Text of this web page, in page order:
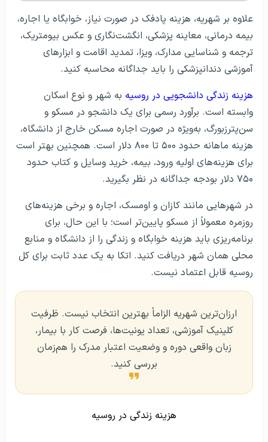
علاوه بر شهریه، هزینه پادفک در صورت نیاز، خوابگاه یا اجاره،
بیمه درمانی، معاینه پزشکی، انگشت‌نگاری و عکس بیومتریک،
ترجمه و شناسایی مدارک، ویزا، تمدید اقامت و ابزارهای
آموزشی دندانپزشکی را باید جداگانه محاسبه کنید.
هزینه زندگی دانشجویی در روسیه به شهر و نوع اسکان
وابسته است. برآورد رسمی برای یک دانشجو در مسکو و
سن‌پترزبورگ، به‌ویژه در صورت اجاره مسکن خارج از دانشگاه،
هزینه ماهانه حدود ۵۰۰ تا ۸۰۰ دلار است. همچنین بهتر است
برای هزینه‌های اولیه ورود، بیمه، خرید وسایل و کتاب حدود
۷۵۰ دلار بودجه جداگانه در نظر بگیرید.
در شهرهایی مانند کازان و اومسک، اجاره و برخی هزینه‌های
روزمره معمولاً از مسکو پایین‌تر است؛ با این حال، برای
برنامه‌ریزی باید هزینه خوابگاه و زندگی را از دانشگاه و منابع
محلی همان شهر دریافت کنید. اتکا به یک عدد ثابت برای کل
روسیه قابل اعتماد نیست.
ارزان‌ترین شهریه الزاماً بهترین انتخاب نیست. ظرفیت
کلینیک آموزشی، تعداد یونیت‌ها، فرصت کار با بیمار،
زبان واقعی دوره و وضعیت اعتبار مدرک را هم‌زمان
بررسی کنید.
هزینه زندگی در روسیه